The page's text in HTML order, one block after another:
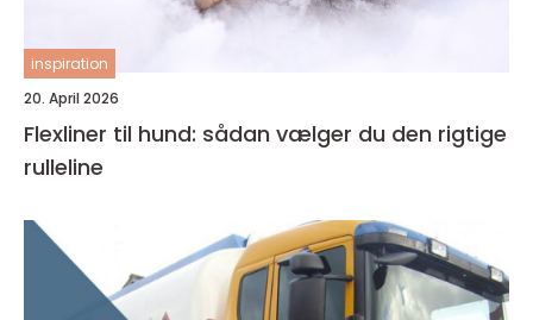
inspiration
20. April 2026
Flexliner til hund: sådan vælger du den rigtige
rulleline